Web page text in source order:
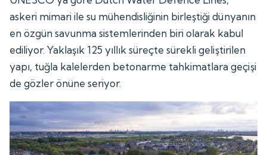
askeri mimari ile su mühendisliğinin birleştiği dünyanın
en özgün savunma sistemlerinden biri olarak kabul
ediliyor. Yaklaşık 125 yıllık süreçte sürekli geliştirilen
yapı, tuğla kalelerden betonarme tahkimatlara geçişi
de gözler önüne seriyor.